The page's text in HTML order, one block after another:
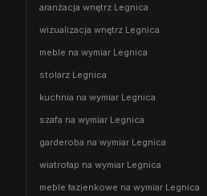
aranżacja wnętrz Legnica
wizualizacja wnętrz Legnica
meble na wymiar Legnica
stolarz Legnica
kuchnia na wymiar Legnica
szafa na wymiar Legnica
garderoba na wymiar Legnica
wiatrołap na wymiar Legnica
meble łazienkowe na wymiar Legnica